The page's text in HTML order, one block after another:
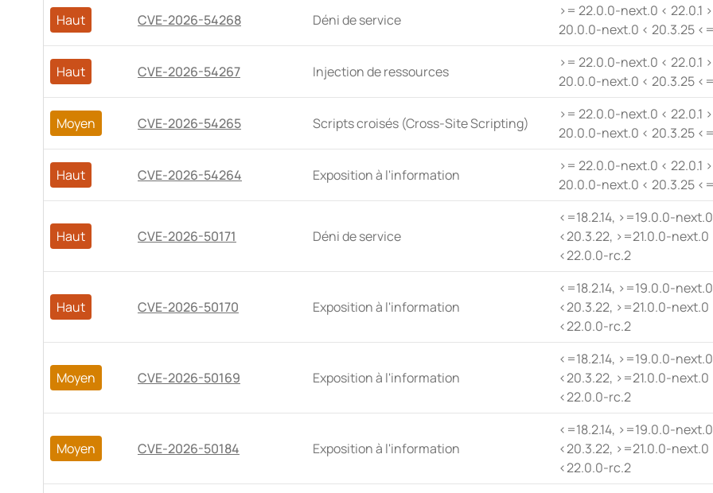
Haut CVE-2026-54268 Déni de service
>= 22.0.0-next.0 < 22.0.1
20.0.0-next.0 < 20.3.25
Haut CVE-2026-54267 Injection de ressources
>= 22.0.0-next.0 < 22.0.1
20.0.0-next.0 < 20.3.25
Moyen CVE-2026-54265 Scripts croisés (Cross-Site Scripting)
>= 22.0.0-next.0 < 22.0.1
20.0.0-next.0 < 20.3.25
Haut CVE-2026-54264 Exposition à l'information
>= 22.0.0-next.0 < 22.0.1
20.0.0-next.0 < 20.3.25
Haut CVE-2026-50171 Déni de service
<=18.2.14, >=19.0.0-
<20.3.22, >=21.0.0-next.0
<22.0.0-rc.2
Haut CVE-2026-50170 Exposition à l'information
<=18.2.14, >=19.0.0-
<20.3.22, >=21.0.0-next.0
<22.0.0-rc.2
Moyen CVE-2026-50169 Exposition à l'information
<=18.2.14, >=19.0.0-
<20.3.22, >=21.0.0-next.0
<22.0.0-rc.2
Moyen CVE-2026-50184 Exposition à l'information
<=18.2.14, >=19.0.0-
<20.3.22, >=21.0.0-next.0
<22.0.0-rc.2